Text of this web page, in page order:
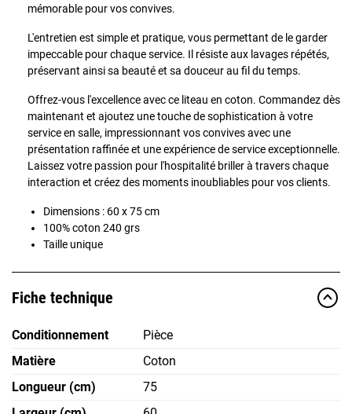
mémorable pour vos convives.
L'entretien est simple et pratique, vous permettant de le garder
impeccable pour chaque service. Il résiste aux lavages répétés,
préservant ainsi sa beauté et sa douceur au fil du temps.
Offrez-vous l'excellence avec ce liteau en coton. Commandez dès
maintenant et ajoutez une touche de sophistication à votre
service en salle, impressionnant vos convives avec une
présentation raffinée et une expérience de service exceptionnelle.
Laissez votre passion pour l'hospitalité briller à travers chaque
interaction et créez des moments inoubliables pour vos clients.
Dimensions : 60 x 75 cm
100% coton 240 grs
Taille unique
Fiche technique
Conditionnement
Pièce
Matière
Coton
Longueur (cm)
75